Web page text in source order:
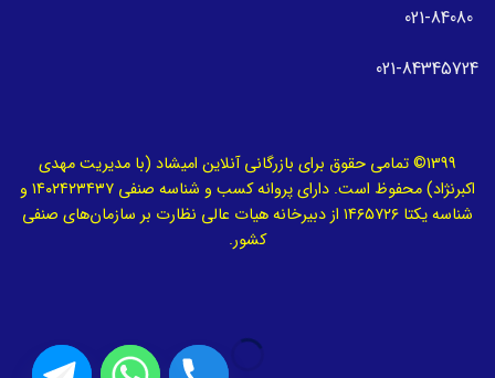
021-84345724
1399© تمامی حقوق برای بازرگانی آنلاین امیشاد (با مدیریت مهدی
اکبرنژاد) محفوظ است. دارای پروانه کسب و شناسه صنفی ۱۴۰۲۴۲۳۴۳۷ و
شناسه یکتا ۱۴۶۵۷۲۶ از دبیرخانه هیات عالی نظارت بر سازمان‌های صنفی
کشور.